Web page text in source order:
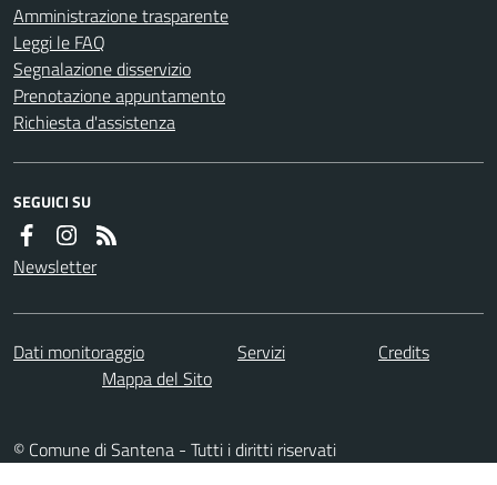
Amministrazione trasparente
Leggi le FAQ
Segnalazione disservizio
Prenotazione appuntamento
Richiesta d'assistenza
SEGUICI SU
Newsletter
Dati monitoraggio Servizi
Credits
Mappa del Sito
© Comune di Santena - Tutti i diritti riservati